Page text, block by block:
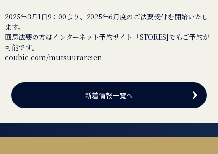
2025年3月1日9：00より、2025年6月度のご法要受付を開始いたし
ます。
回忌法要の方はインターネット予約サイト「STORES]でもご予約が
coubic.com/mutsuurareien
新着情報一覧へ